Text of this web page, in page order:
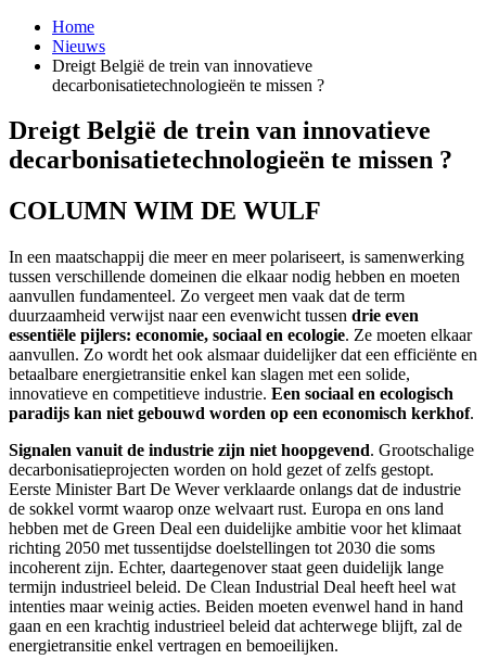
Home
Nieuws
Dreigt België de trein van innovatieve
decarbonisatietechnologieën te missen ?
Dreigt België de trein van innovatieve
decarbonisatietechnologieën te missen ?
COLUMN WIM DE WULF
In een maatschappij die meer en meer polariseert, is samenwerking
tussen verschillende domeinen die elkaar nodig hebben en moeten
aanvullen fundamenteel. Zo vergeet men vaak dat de term
duurzaamheid verwijst naar een evenwicht tussen drie even
essentiële pijlers: economie, sociaal en ecologie. Ze moeten elkaar
aanvullen. Zo wordt het ook alsmaar duidelijker dat een efficiënte en
betaalbare energietransitie enkel kan slagen met een solide,
innovatieve en competitieve industrie. Een sociaal en ecologisch
paradijs kan niet gebouwd worden op een economisch kerkhof.
Signalen vanuit de industrie zijn niet hoopgevend. Grootschalige
decarbonisatieprojecten worden on hold gezet of zelfs gestopt.
Eerste Minister Bart De Wever verklaarde onlangs dat de industrie
de sokkel vormt waarop onze welvaart rust. Europa en ons land
hebben met de Green Deal een duidelijke ambitie voor het klimaat
richting 2050 met tussentijdse doelstellingen tot 2030 die soms
incoherent zijn. Echter, daartegenover staat geen duidelijk lange
termijn industrieel beleid. De Clean Industrial Deal heeft heel wat
intenties maar weinig acties. Beiden moeten evenwel hand in hand
gaan en een krachtig industrieel beleid dat achterwege blijft, zal de
energietransitie enkel vertragen en bemoeilijken.